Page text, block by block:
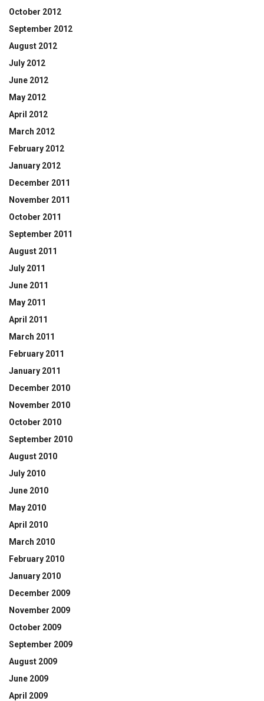
October 2012
September 2012
August 2012
July 2012
June 2012
May 2012
April 2012
March 2012
February 2012
January 2012
December 2011
November 2011
October 2011
September 2011
August 2011
July 2011
June 2011
May 2011
April 2011
March 2011
February 2011
January 2011
December 2010
November 2010
October 2010
September 2010
August 2010
July 2010
June 2010
May 2010
April 2010
March 2010
February 2010
January 2010
December 2009
November 2009
October 2009
September 2009
August 2009
June 2009
April 2009